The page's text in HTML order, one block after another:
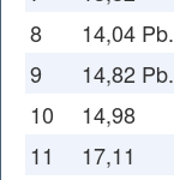
8
14,04 Pb.
9
14,82 Pb.
10
14,98
11
17,11